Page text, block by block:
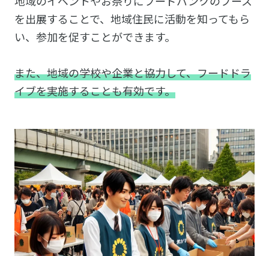
を出展することで、地域住民に活動を知ってもら
い、参加を促すことができます。
また、地域の学校や企業と協力して、フードドラ
イブを実施することも有効です。